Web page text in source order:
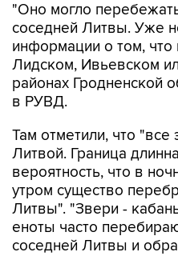
"Оно могло
соседней Литвы. Уже
информации о том, что
Лидском, Ивьевском
районах Гродненской
в РУВД.
Там отметили, что "все
Литвой. Граница
вероятность, что в
утром существо
Литвы". "Звери -
еноты часто
соседней Литвы и